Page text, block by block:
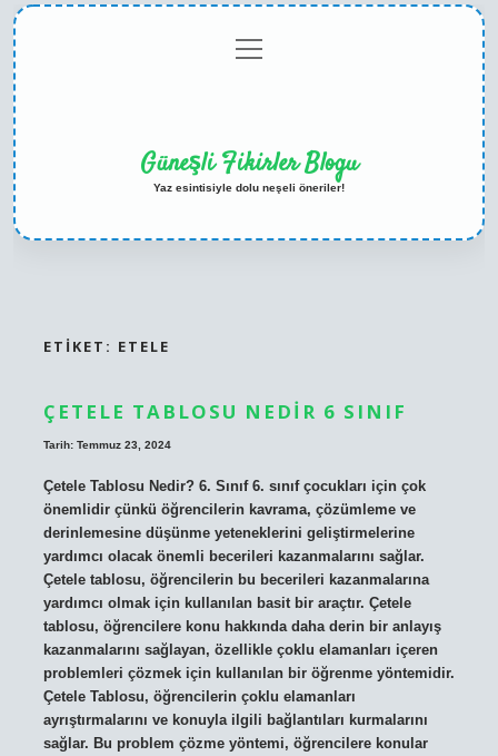
menüyü
aç
Güneşli Fikirler Blogu
Yaz esintisiyle dolu neşeli öneriler!
ETIKET: ETELE
ÇETELE TABLOSU NEDIR 6 SINIF
Tarih: Temmuz 23, 2024
Çetele Tablosu Nedir? 6. Sınıf 6. sınıf çocukları için çok
önemlidir çünkü öğrencilerin kavrama, çözümleme ve
derinlemesine düşünme yeteneklerini geliştirmelerine
yardımcı olacak önemli becerileri kazanmalarını sağlar.
Çetele tablosu, öğrencilerin bu becerileri kazanmalarına
yardımcı olmak için kullanılan basit bir araçtır. Çetele
tablosu, öğrencilere konu hakkında daha derin bir anlayış
kazanmalarını sağlayan, özellikle çoklu elamanları içeren
problemleri çözmek için kullanılan bir öğrenme yöntemidir.
Çetele Tablosu, öğrencilerin çoklu elamanları
ayrıştırmalarını ve konuyla ilgili bağlantıları kurmalarını
sağlar. Bu problem çözme yöntemi, öğrencilere konular